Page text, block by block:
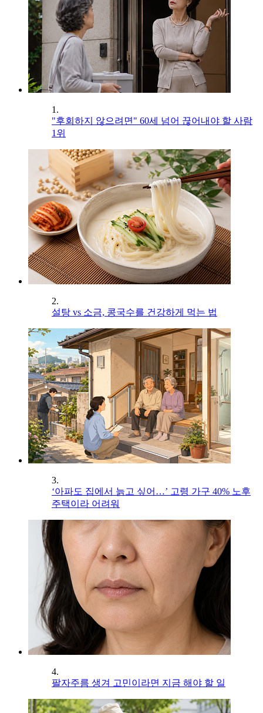
1.
"후회하지 않으려면" 60세 넘어 끊어내야 할 사람
1위
2.
설탕 vs 소금, 콩국수를 건강하게 먹는 법
3.
‘아파도 집에서 늙고 싶어…’ 고령 가구 40% 노후
주택이라 어려워
4.
팔자주름 생겨 고민이라면 지금 해야 할 일